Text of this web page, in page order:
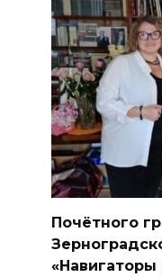
Почётного
«Навигаторы